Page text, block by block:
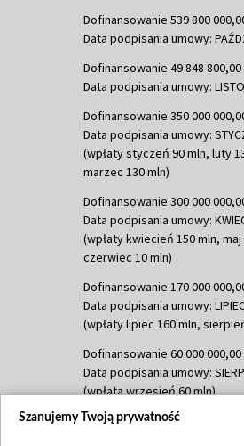
Dofinansowanie 539 800
Data podpisania umowy:
Dofinansowanie 49 848 800,00
Data podpisania umowy:
Dofinansowanie 350 000
Data podpisania umowy:
(wpłaty styczeń 90 mln, luty
marzec 130 mln)
Dofinansowanie 300 000
Data podpisania umowy:
(wpłaty kwiecień 150 mln, maj
czerwiec 10 mln)
Dofinansowanie 170 000
Data podpisania umowy:
(wpłaty lipiec 160 mln,
Dofinansowanie 60 000 000,00
Data podpisania umowy:
(wpłata wrzesień 60 mln)
Dofinansowanie 635 783 051,21
Szanujemy Twoją prywatność